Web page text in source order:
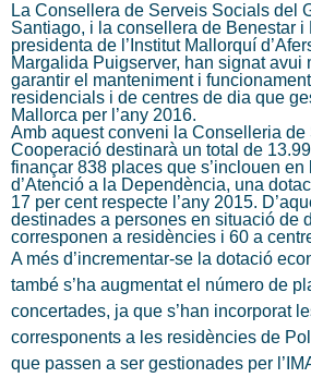
La Consellera de Serveis Socials del
Santiago, i la consellera de Benestar i
presidenta de l’Institut Mallorquí
Margalida Puigserver, han signat avui
garantir el manteniment i
residencials i de centres de dia que
Mallorca per l’any 2016.
Amb aquest conveni la Conselleria
Cooperació destinarà un total de
finançar 838 places que s’inclouen
d’Atenció a la Dependència, una
17 per cent respecte l’any 2015.
destinades a persones en situació de
corresponen a residències i 60 a
A més d’incrementar-se la dotació
també s’ha augmentat el número de
concertades, ja que s’han incorporat
corresponents a les residències de
que passen a ser gestionades per